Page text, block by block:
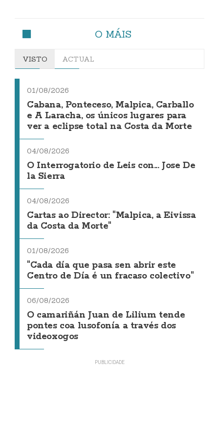
O MÁIS
VISTO ACTUAL
01/08/2026
Cabana, Ponteceso, Malpica, Carballo
e A Laracha, os únicos lugares para
ver a eclipse total na Costa da Morte
04/08/2026
O Interrogatorio de Leis con... Jose De
la Sierra
04/08/2026
Cartas ao Director: "Malpica, a Eivissa
da Costa da Morte"
01/08/2026
"Cada día que pasa sen abrir este
Centro de Día é un fracaso colectivo"
06/08/2026
O camariñán Juan de Lilium tende
pontes coa lusofonía a través dos
videoxogos